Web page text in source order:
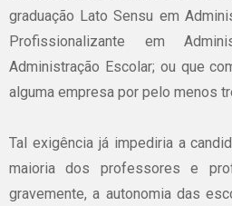
graduação Lato Sensu em
Profissionalizante em
Administração Escolar; ou que
alguma empresa por pelo menos
Tal exigência já impediria a
maioria dos professores e
gravemente, a autonomia das